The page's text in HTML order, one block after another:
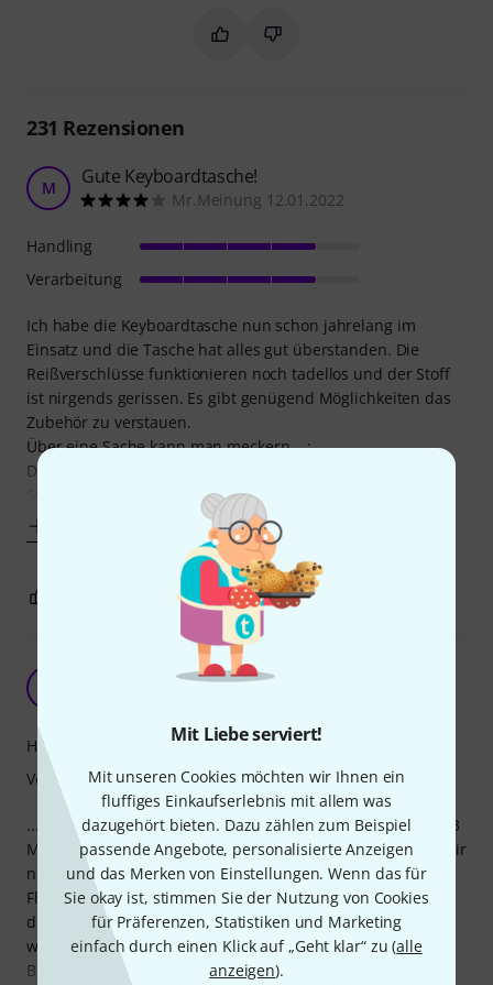
Mit Liebe serviert!
Mit unseren Cookies möchten wir Ihnen ein
fluffiges Einkaufserlebnis mit allem was
dazugehört bieten. Dazu zählen zum Beispiel
passende Angebote, personalisierte Anzeigen
und das Merken von Einstellungen. Wenn das für
Sie okay ist, stimmen Sie der Nutzung von Cookies
für Präferenzen, Statistiken und Marketing
einfach durch einen Klick auf „Geht klar“ zu (alle
anzeigen).
Markieren Sie diese
Markieren Sie diese
231 Rezensionen
M Gute Keyboardtasche!
Mr.Meinung 12.01.2022
Ich habe die Keyboardtasche nun schon jahrelang im
Einsatz und die Tasche hat alles gut überstanden. Die
Reißverschlüsse funktionieren noch tadellos und der Stoff
ist nirgends gerissen. Es gibt genügend Möglichkeiten das
Zubehör zu verstauen.
Über eine Sache kann man meckern....:
Die Trageschlaufen sind etwas lang... Soblad man eine
Stiege erklimmt, muss man
Handling
Verarbeitung
BEWERTUNG MELDEN
So weit, so gut...
...benutze 2 dieser Thomann Bags (Gr.2 + 6) seit nunmehr 3
Monaten. Die Polsterung ist etwas dünn, daher habe ich mir
noch einen 3 cm dicken Noppenschaumstoff (wie für
Flightcases benutzt wird) hineingelegt, der beim Schließen
des Bags das gesamte Keyboard ummantelt. Nun kann
wirklich nix mehr passieren ... ok, es sei denn der
Bandtransporter rollt drüber ;)
Handling
Verarbeitung